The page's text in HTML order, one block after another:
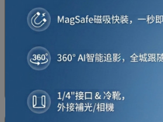
食品收納保存飯盒
戶外燒烤爐 燒烤工具及配件
Mongar UL 超輕健行帳篷(1人款) -
月岩灰 | 可拓展遮陽天幕 | 挑杆固定
系統
$1,154 $1,238